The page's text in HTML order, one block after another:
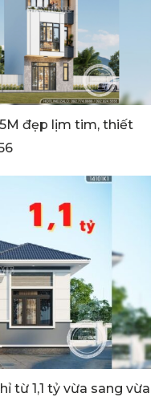
đẹp lịm tim, thiết
từ 1,1 tỷ vừa sang vừa